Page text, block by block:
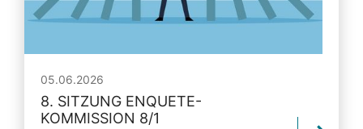
05.06.2026
8. SITZUNG ENQUETE-
KOMMISSION 8/1